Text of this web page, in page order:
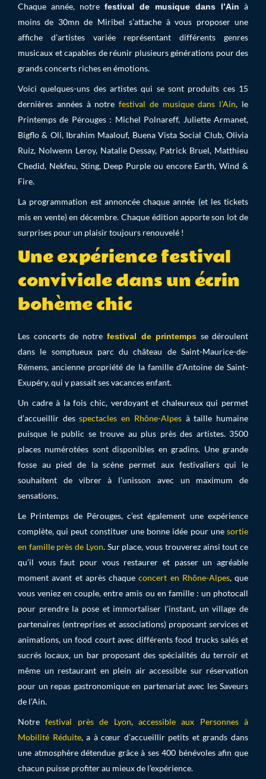
Chaque année, notre festival de musique dans l’Ain à
moins de 30mn de Miribel s’attache à vous proposer une
affiche d’artistes variée représentant différents genres
musicaux et capables de réunir plusieurs générations pour des
grands concerts riches en émotions.
Voici quelques-uns des artistes qui se sont produits ces 15
dernières années à notrefestival de musique dans l’Ain, le
Printemps de Pérouges : Michel Polnareff, Juliette Armanet,
Bigflo & Oli, Ibrahim Maalouf, Buena Vista Social Club, Olivia
Ruiz, Nolwenn Leroy, Natalie Dessay, Patrick Bruel, Matthieu
Chedid, Nekfeu, Sting, Deep Purple ou encore Earth, Wind &
Fire.
La programmation est annoncée chaque année (et les tickets
mis en vente) en décembre. Chaque édition apporte son lot de
surprises pour un plaisir toujours renouvelé !
Une expérience festival
conviviale dans un écrin
bohème chic
Les concerts de notrefestival de printemps se déroulent
dans le somptueux parc du château de Saint-Maurice-de-
Rémens, ancienne propriété de la famille d’Antoine de Saint-
Exupéry, qui y passait ses vacances enfant.
Un cadre à la fois chic, verdoyant et chaleureux qui permet
d’accueillir desspectacles en Rhône-Alpesà taille humaine
puisque le public se trouve au plus près des artistes. 3500
places numérotées sont disponibles en gradins. Une grande
fosse au pied de la scène permet aux festivaliers qui le
souhaitent de vibrer à l’unisson avec un maximum de
sensations.
Le Printemps de Pérouges, c’est également une expérience
complète, qui peut constituer une bonne idée pour une sortie
en famille près de Lyon. Sur place, vous trouverez ainsi tout ce
qu’il vous faut pour vous restaurer et passer un agréable
moment avant et après chaqueconcert en Rhône-Alpes, que
vous veniez en couple, entre amis ou en famille : un photocall
pour prendre la pose et immortaliser l’instant, un village de
partenaires (entreprises et associations) proposant services et
animations, un food court avec différents food trucks salés et
sucrés locaux, un bar proposant des spécialités du terroir et
même un restaurant en plein air accessible sur réservation
pour un repas gastronomique en partenariat avec les Saveurs
de l’Ain.
Notrefestival près de Lyon, accessible aux Personnes à
Mobilité Réduite, a à cœur d’accueillir petits et grands dans
une atmosphère détendue grâce à ses 400 bénévoles afin que
chacun puisse profiter au mieux de l’expérience.